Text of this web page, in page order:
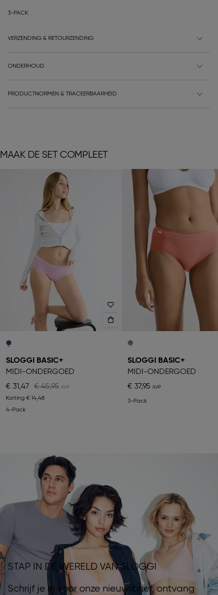
3-PACK
VERZENDING & RETOURZENDING
ONDERHOUD
PRODUCTNORMEN & TRACEERBAARHEID
MAAK DE SET COMPLEET
SLOGGI BASIC+
MIDI-ONDERGOED
€ 31,47
€ 45,95
Korting € 14,48
4-Pack
SLOGGI BASIC+
MIDI-ONDERGOED
€ 37,95
3-Pack
STAP IN DE WERELD VAN SLOGGI
Schrijf je in voor onze nieuwsbrief, ontvang